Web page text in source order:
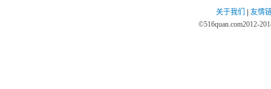
关于我们
友情
©516quan.com2012-